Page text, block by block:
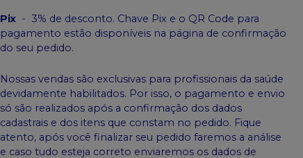
Pix - 3% de desconto. Chave Pix e o QR Code para
pagamento estão disponíveis na página de confirmação
do seu pedido.
Nossas vendas são exclusivas para profissionais da saúde
devidamente habilitados. Por isso, o pagamento e envio
só são realizados após a confirmação dos dados
cadastrais e dos itens que constam no pedido. Fique
atento, após você finalizar seu pedido faremos a análise
e caso tudo esteja correto enviaremos os dados de